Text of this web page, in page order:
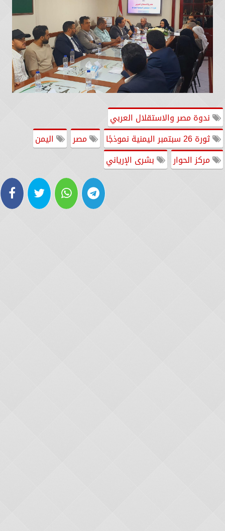
ندوة مصر والاستقلال العربي
ثورة 26 سبتمبر اليمنية نموذجًا
مصر
اليمن
مركز الحوار
بشرى الإرياني